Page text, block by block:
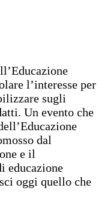
l’interesse per
sugli
Un evento che
dal
e il
educazione
oggi quello che